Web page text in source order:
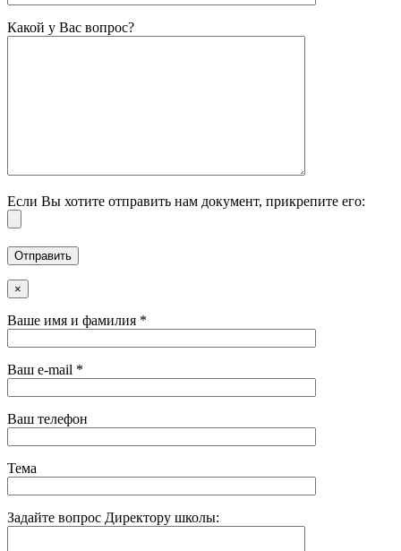
Какой у Вас вопрос?
Если Вы хотите отправить нам документ, прикрепите его:
×
Ваше имя и фамилия *
Ваш e-mail *
Ваш телефон
Тема
Задайте вопрос Директору школы: